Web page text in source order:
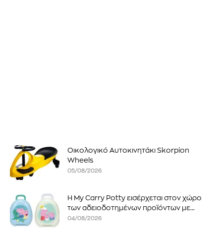
Οικολογικό Αυτοκινητάκι Skorpion
Wheels
05/08/2026
Η My Carry Potty εισέρχεται στον χώρο
των αδειοδοτημένων προϊόντων με...
04/08/2026